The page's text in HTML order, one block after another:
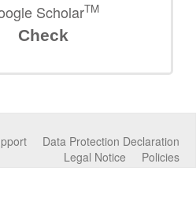
ScholarTM
Check
Data Protection Declaration
Policies
Legal Notice